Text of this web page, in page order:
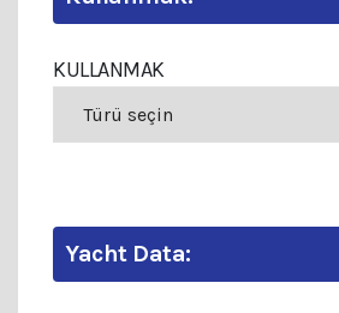
KULLANMAK
Yacht Data: